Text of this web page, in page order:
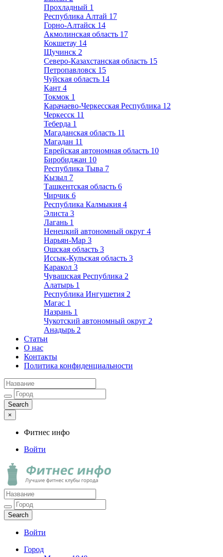
Прохладный 1
Республика Алтай 17
Горно-Алтайск 14
Акмолинская область 17
Кокшетау 14
Щучинск 2
Северо-Казахстанская область 15
Петропавловск 15
Чуйская область 14
Кант 4
Токмок 1
Карачаево-Черкесская Республика 12
Черкесск 11
Теберда 1
Магаданская область 11
Магадан 11
Еврейская автономная область 10
Биробиджан 10
Республика Тыва 7
Кызыл 7
Ташкентская область 6
Чирчик 6
Республика Калмыкия 4
Элиста 3
Лагань 1
Ненецкий автономный округ 4
Нарьян-Мар 3
Ошская область 3
Иссык-Кульская область 3
Каракол 3
Чувашская Республика 2
Алатырь 1
Республика Ингушетия 2
Магас 1
Назрань 1
Чукотский автономный округ 2
Анадырь 2
Статьи
О нас
Контакты
Политика конфиденциальности
×
Фитнес инфо
Войти
Фитнес инфо
Лучшие фитнес клубы города
Войти
Город